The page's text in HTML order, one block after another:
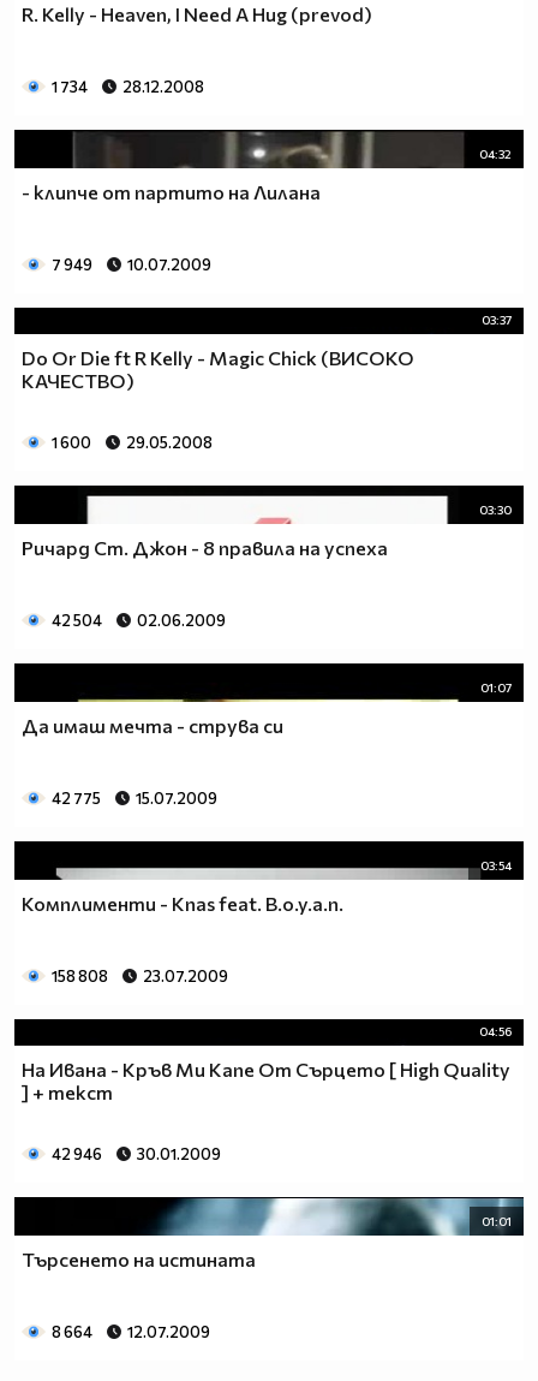
R. Kelly - Heaven, I Need A Hug (prevod)
1 734 28.12.2008
04:32
- клипче от партито на Лилана
7 949 10.07.2009
03:37
Do Or Die ft R Kelly - Magic Chick (ВИСОКО
КАЧЕСТВО)
1 600 29.05.2008
03:30
Ричард Ст. Джон - 8 правила на успеха
42 504 02.06.2009
01:07
Да имаш мечта - струва си
42 775 15.07.2009
03:54
Комплименти - Knas feat. B.o.y.a.n.
158 808 23.07.2009
04:56
На Ивана - Кръв Ми Капе От Сърцето [ High Quality
] + текст
42 946 30.01.2009
01:01
Търсенето на истината
8 664 12.07.2009